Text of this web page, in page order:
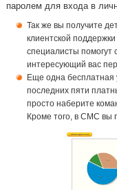
паролем для входа в
Так же вы получите
клиентской
специалисты помогут
интересующий вас
Еще одна бесплатная
последних пяти
просто наберите
Кроме того, в СМС вы